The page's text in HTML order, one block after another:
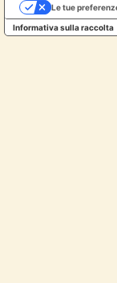
Informativa sulla raccolta
Le tue